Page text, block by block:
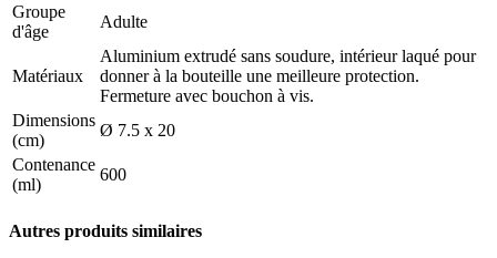
Groupe
d'âge
Adulte
Matériaux
Aluminium extrudé sans soudure, intérieur laqué pour
donner à la bouteille une meilleure protection.
Fermeture avec bouchon à vis.
Dimensions
(cm)
Ø 7.5 x 20
Contenance
(ml)
600
Autres produits similaires